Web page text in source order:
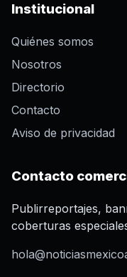
Institucional
Quiénes somos
Nosotros
Directorio
Contacto
Aviso de privacidad
Contacto
Publirreportajes,
coberturas